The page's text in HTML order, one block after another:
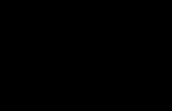
zu verarbeiten.
“nur” das
die keine neuen
sollte man sich
Die Weihnachtskatze ist ein